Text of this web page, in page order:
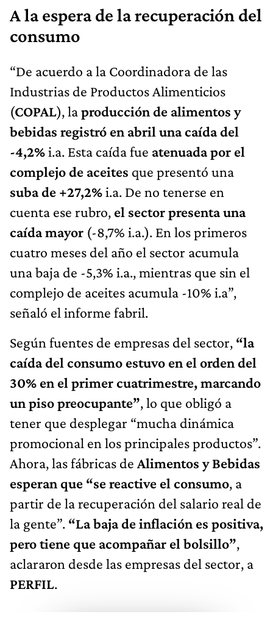
A la espera de la recuperación del
consumo
“De acuerdo a la Coordinadora de las
Industrias de Productos Alimenticios
(COPAL), laproducción de alimentos y
bebidas registró en abril una caída del
-4,2%i.a. Esta caída fue atenuada por el
complejo de aceites que presentó una
suba de +27,2%i.a. De no tenerse en
cuenta ese rubro, el sector presenta una
caída mayor (-8,7% i.a.). En los primeros
cuatro meses del año el sector acumula
una baja de -5,3% i.a., mientras que sin el
complejo de aceites acumula -10% i.a”,
señaló el informe fabril.
Según fuentes de empresas del sector, “la
caída del consumo estuvo en el orden del
30% en el primer cuatrimestre, marcando
un piso preocupante”, lo que obligó a
tener que desplegar “mucha dinámica
promocional en los principales productos”.
Ahora, las fábricas de Alimentos y Bebidas
esperan que “se reactive el consumo, a
partir de la recuperación del salario real de
la gente”. “La baja de inflación es positiva,
pero tiene que acompañar el bolsillo”,
aclararon desde las empresas del sector, a
PERFIL.